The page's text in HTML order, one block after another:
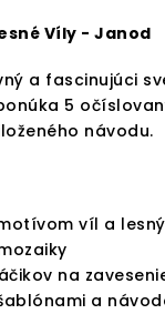
Víly - Janod
a fascinujúci
5
návodu.
víl a
na
a